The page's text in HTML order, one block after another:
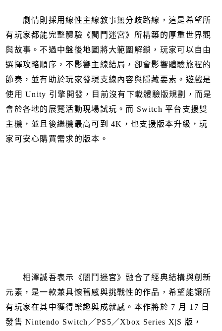
劇情則採用線性主線敘事無分歧路線，這是希望所
有玩家都能完整體驗《闇鬥迷宮》所構築的厚重世界觀
與故事。不過中盤後地圖將大範圍解鎖，玩家可以自由
選擇攻略順序，不影響主線結局，卻會影響體驗旅程的
節奏，並有助於玩家發現支線內容與隱藏要素。遊戲是
使用 Unity 引擎開發，目前沒有下載體驗版規劃，而是
會於各地的展覽活動現場試玩。而 Switch 平台支援雙
主機，並且後繼機最高可到 4K，也支援版本升級，玩
家可安心購買需求的版本。
相澤誠吾表示《闇鬥迷宮》融合了經典結構與創新
元素，是一款兼具懷舊感與挑戰性的作品，希望能讓所
有玩家在其中獲得樂趣與成就感。本作將於 7 月 17 日
發售 Nintendo Switch／PS5／Xbox Series X|S 版，